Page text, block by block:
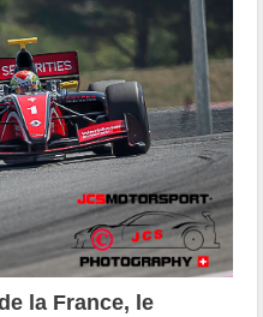
la France, le